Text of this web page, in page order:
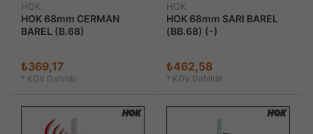
HOK
HOK 68mm CERMAN
BAREL (B.68)
₺369,17
* KDV Dahildir
HOK
HOK 68mm SARI BAREL
(BB.68) (-)
₺462,58
* KDV Dahildir